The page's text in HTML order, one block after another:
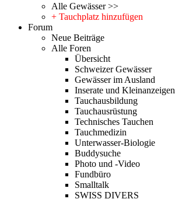
Alle Gewässer >>
+ Tauchplatz hinzufügen
Forum
Neue Beiträge
Alle Foren
Übersicht
Schweizer Gewässer
Gewässer im Ausland
Inserate und Kleinanzeigen
Tauchausbildung
Tauchausrüstung
Technisches Tauchen
Tauchmedizin
Unterwasser-Biologie
Buddysuche
Photo und -Video
Fundbüro
Smalltalk
SWISS DIVERS